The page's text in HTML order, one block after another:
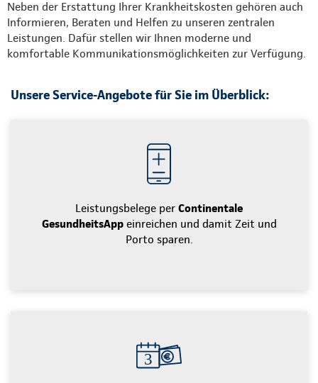
Neben der Erstattung Ihrer Krankheitskosten gehören auch
Informieren, Beraten und Helfen zu unseren zentralen
Leistungen. Dafür stellen wir Ihnen moderne und
komfortable Kommunikationsmöglichkeiten zur Verfügung.
Unsere Service-Angebote für Sie im Überblick:
Leistungsbelege per Continentale
GesundheitsAppeinreichen und damit Zeit und
Porto sparen.